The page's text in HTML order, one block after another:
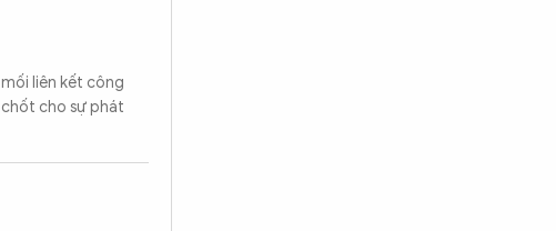
liên kết công
cho sự phát